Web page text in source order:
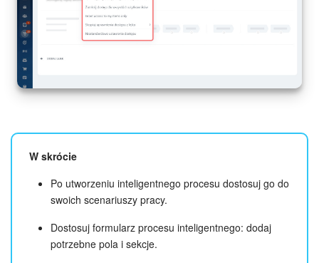
W skrócie
Po utworzeniu inteligentnego procesu dostosuj go do
swoich scenariuszy pracy.
Dostosuj formularz procesu inteligentnego: dodaj
potrzebne pola i sekcje.